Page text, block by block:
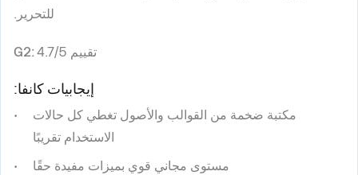
للتحرير.
تقييم G2: 4.7/5
إيجابيات كانفا:
مكتبة ضخمة من القوالب والأصول تغطي كل حالات
الاستخدام تقريبًا
مستوى مجاني قوي بميزات مفيدة حقًا